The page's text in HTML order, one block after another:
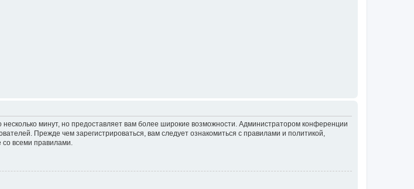
минут, но предоставляет вам более широкие возможности. Администратором конференции
Прежде чем зарегистрироваться, вам следует ознакомиться с правилами и политикой,
всеми правилами.